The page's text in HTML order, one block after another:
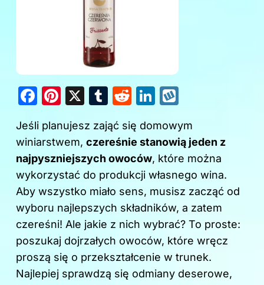
F
c
e
b
o
o
k
Pi
er
e
st
X
T
m
bl
r
R
d
di
t
Li
k
e
dI
n
k
o
p
Jeśli planujesz zająć się domowym
winiarstwem, czereśnie stanowią jeden z
najpyszniejszych owoców, które można
wykorzystać do produkcji własnego wina.
Aby wszystko miało sens, musisz zacząć od
wyboru najlepszych składników, a zatem
czereśni! Ale jakie z nich wybrać? To proste:
poszukaj dojrzałych owoców, które wręcz
proszą się o przekształcenie w trunek.
Najlepiej sprawdzą się odmiany deserowe,